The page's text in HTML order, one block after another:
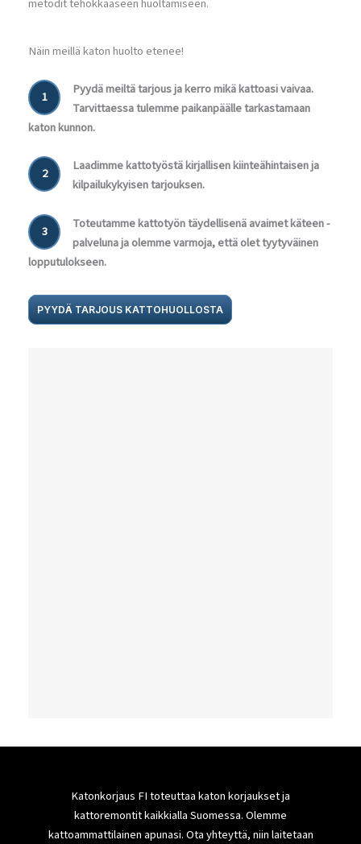
metodit tehokkaaseen huoltamiseen.
Näin meillä katon huolto etenee!
1
Pyydä meiltä tarjous ja kerro mikä kattoasi vaivaa.
Tarvittaessa tulemme paikanpäälle tarkastamaan
katon kunnon.
2
Laadimme kattotyöstä kirjallisen kiinteähintaisen ja
kilpailukykyisen tarjouksen.
3
Toteutamme kattotyön täydellisenä avaimet käteen -
palveluna ja olemme varmoja, että olet tyytyväinen
lopputulokseen.
PYYDÄ TARJOUS KATTOHUOLLOSTA
Katonkorjaus FI toteuttaa katon korjaukset ja
kattoremontit kaikkialla Suomessa. Olemme
kattoammattilainen apunasi. Ota yhteyttä, niin laitetaan